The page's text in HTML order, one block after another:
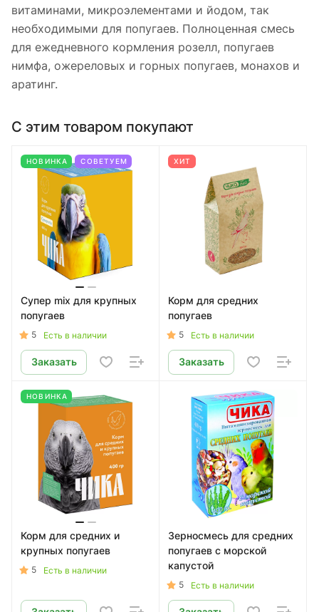
витаминами, микроэлементами и йодом, так
необходимыми для попугаев. Полноценная смесь
для ежедневного кормления розелл, попугаев
нимфа, ожереловых и горных попугаев, монахов и
аратинг.
С этим товаром покупают
НОВИНКА СОВЕТУЕМ
Супер mix для крупных
попугаев
5 Есть в наличии
Заказать
ХИТ
Корм для средних
попугаев
5 Есть в наличии
Заказать
НОВИНКА
Корм для средних и
крупных попугаев
5 Есть в наличии
Зерносмесь для средних
попугаев с морской
капустой
5 Есть в наличии